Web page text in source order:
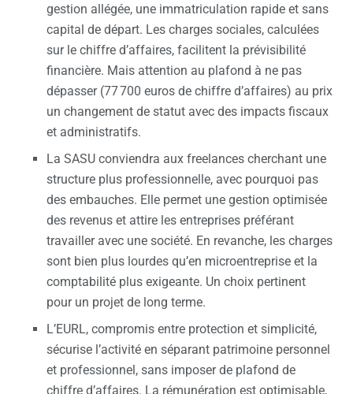
gestion allégée, une immatriculation rapide et sans
capital de départ. Les charges sociales, calculées
sur le chiffre d’affaires, facilitent la prévisibilité
financière. Mais attention au plafond à ne pas
dépasser (77 700 euros de chiffre d’affaires) au prix
un changement de statut avec des impacts fiscaux
et administratifs.
La SASU conviendra aux freelances cherchant une
structure plus professionnelle, avec pourquoi pas
des embauches. Elle permet une gestion optimisée
des revenus et attire les entreprises préférant
travailler avec une société. En revanche, les charges
sont bien plus lourdes qu’en microentreprise et la
comptabilité plus exigeante. Un choix pertinent
pour un projet de long terme.
L’EURL, compromis entre protection et simplicité,
sécurise l’activité en séparant patrimoine personnel
et professionnel, sans imposer de plafond de
chiffre d’affaires. La rémunération est optimisable,